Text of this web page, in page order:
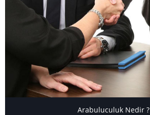
Arabuluculuk Nedir ?